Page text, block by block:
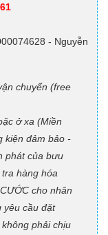
- Nguyễn
chuyển (free
ở xa (Miền
kiện đảm bảo -
phát của bưu
hàng hóa
cho nhân
yêu cầu đặt
phải chịu